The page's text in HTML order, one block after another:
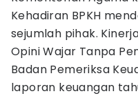
Kehadiran BPKH
sejumlah pihak.
Opini Wajar Tanpa
Badan Pemeriksa
laporan keuangan